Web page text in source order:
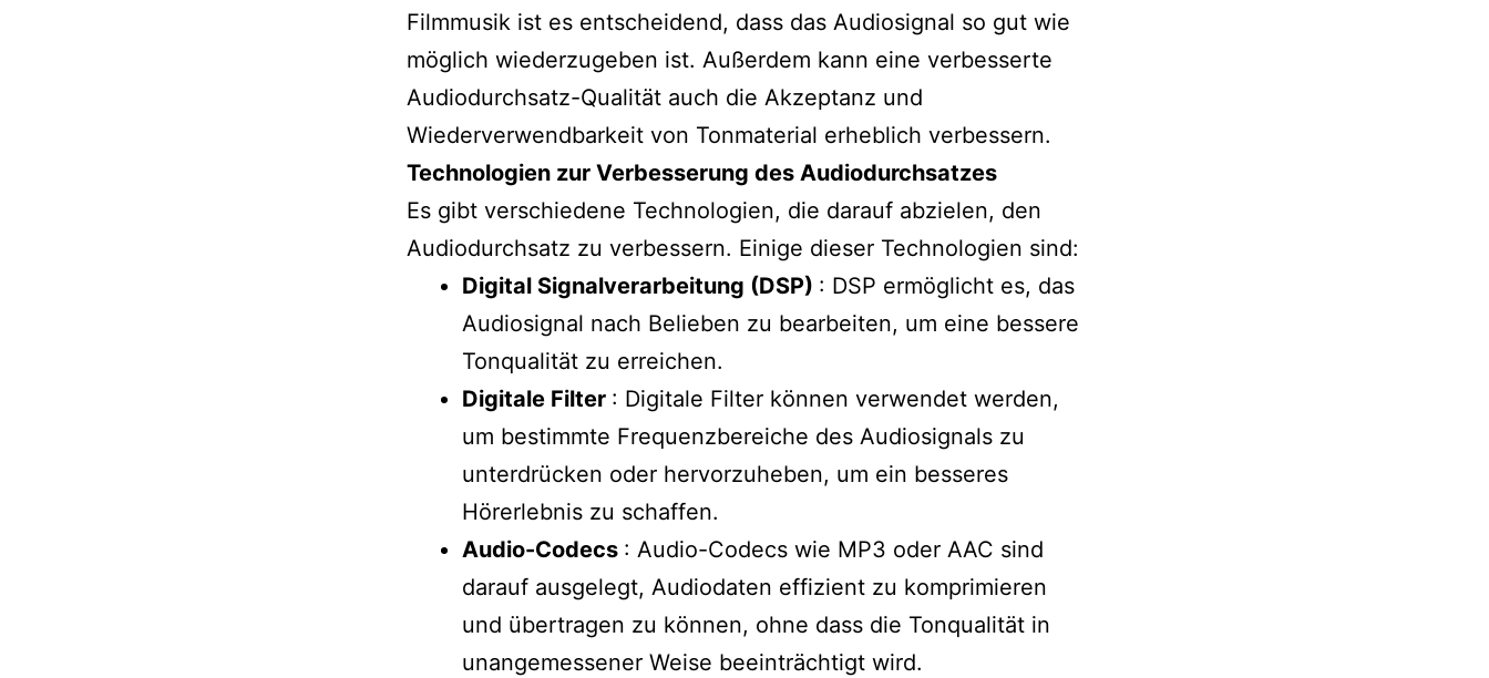
Filmmusik ist es entscheidend, dass das Audiosignal so gut wie
möglich wiederzugeben ist. Außerdem kann eine verbesserte
Audiodurchsatz-Qualität auch die Akzeptanz und
Wiederverwendbarkeit von Tonmaterial erheblich verbessern.
Technologien zur Verbesserung des Audiodurchsatzes
Es gibt verschiedene Technologien, die darauf abzielen, den
Audiodurchsatz zu verbessern. Einige dieser Technologien sind:
Digital Signalverarbeitung (DSP) : DSP ermöglicht es, das
Audiosignal nach Belieben zu bearbeiten, um eine bessere
Tonqualität zu erreichen.
Digitale Filter : Digitale Filter können verwendet werden,
um bestimmte Frequenzbereiche des Audiosignals zu
unterdrücken oder hervorzuheben, um ein besseres
Hörerlebnis zu schaffen.
Audio-Codecs : Audio-Codecs wie MP3 oder AAC sind
darauf ausgelegt, Audiodaten effizient zu komprimieren
und übertragen zu können, ohne dass die Tonqualität in
unangemessener Weise beeinträchtigt wird.